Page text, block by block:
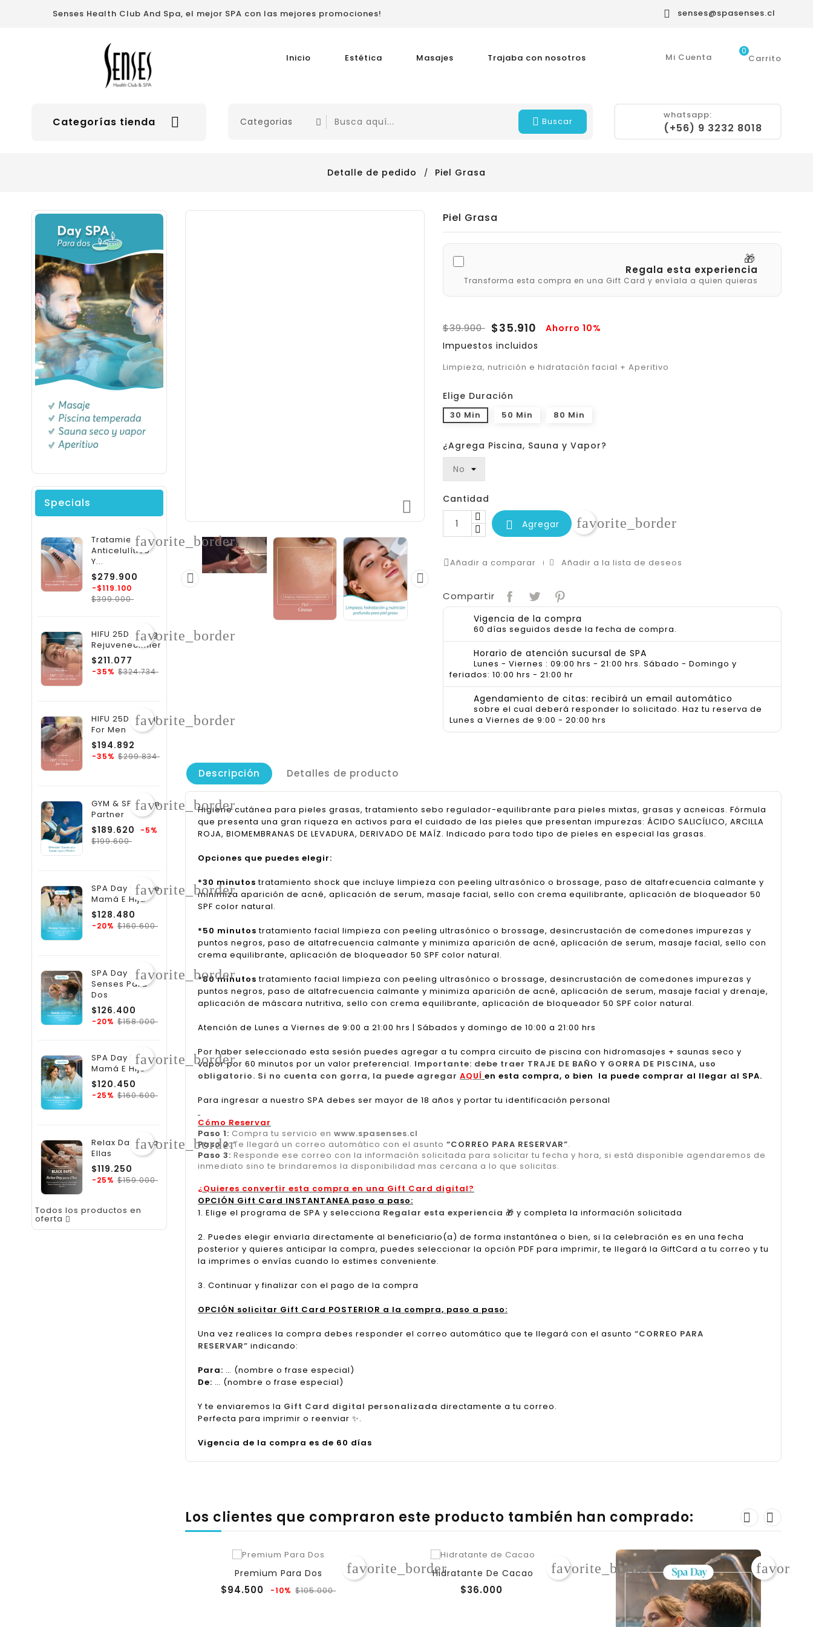
Senses Health Club And Spa, el mejor SPA con las mejores promociones!  senses@spasenses.cl
Inicio Estética Masajes Trajaba con nosotros Carrito
0
Mi Cuenta
whatsapp:
(+56) 9 3232 8018
Buscar
Categorías tienda 
Detalle de pedido Piel Grasa
Specials
Tratamiento
Anticelulítico
Y...
$279.900
-$119.100
$399.000Precio
favorite_border
HIFU 25D Lifting Y
Rejuvenecimiento...
$211.077
regular
-35% $324.734Precio
favorite_border
HIFU 25D Facial
For Men
$194.892
regular
-35% $299.834Precio
favorite_border
GYM & SPA Plan
Partner
$189.620 Precio
-5%
$199.600Precio
favorite_border
SPA Day Deluxe
Mamá E Hija
$128.480
regular
-20% $160.600Precio
favorite_border
SPA Day
Senses Para
Dos
$126.400
regular
-20% $158.000Precio
favorite_border
SPA Day Relax
Mamá E Hijo
$120.450
regular
-25% $160.600Precio
favorite_border
Relax Day Para
Ellas
$119.250
regular
-25% $159.000Precio
favorite_border
Todos los productos en
oferta 

 
Piel Grasa
🎁
Regala esta experiencia
Transforma esta compra en una Gift Card y envíala a quien quieras
$39.900 $35.910
Ahorro 10%
Impuestos incluidos
Limpieza, nutrición e hidratación facial + Aperitivo
Elige Duración
30 Min 50 Min 80 Min
¿Agrega Piscina, Sauna y Vapor?
Cantidad
 Agregar favorite_border
Añadir a comparar Añadir a la lista de deseos
Compartir
Vigencia de la compra
60 días seguidos desde la fecha de compra.
Horario de atención sucursal de SPA
Lunes - Viernes : 09:00 hrs - 21:00 hrs. Sábado - Domingo y
feriados: 10:00 hrs - 21:00 hr
Agendamiento de citas: recibirá un email automático
sobre el cual deberá responder lo solicitado. Haz tu reserva de
Lunes a Viernes de 9:00 - 20:00 hrs
Descripción Detalles de producto
Higiene cutánea para pieles grasas, tratamiento sebo regulador-equilibrante para pieles mixtas, grasas y acneicas. Fórmula
que presenta una gran riqueza en activos para el cuidado de las pieles que presentan impurezas: ÁCIDO SALICÍLICO, ARCILLA
ROJA, BIOMEMBRANAS DE LEVADURA, DERIVADO DE MAÍZ. Indicado para todo tipo de pieles en especial las grasas.
Opciones que puedes elegir:
*30 minutos tratamiento shock que incluye limpieza con peeling ultrasónico o brossage, paso de altafrecuencia calmante y
minimiza aparición de acné, aplicación de serum, masaje facial, sello con crema equilibrante, aplicación de bloqueador 50
SPF color natural.
*50 minutos tratamiento facial limpieza con peeling ultrasónico o brossage, desincrustación de comedones impurezas y
puntos negros, paso de altafrecuencia calmante y minimiza aparición de acné, aplicación de serum, masaje facial, sello con
crema equilibrante, aplicación de bloqueador 50 SPF color natural.
*80 minutos tratamiento facial limpieza con peeling ultrasónico o brossage, desincrustación de comedones impurezas y
puntos negros, paso de altafrecuencia calmante y minimiza aparición de acné, aplicación de serum, masaje facial y drenaje,
aplicación de máscara nutritiva, sello con crema equilibrante, aplicación de bloqueador 50 SPF color natural.
Atención de Lunes a Viernes de 9:00 a 21:00 hrs | Sábados y domingo de 10:00 a 21:00 hrs
Por haber seleccionado esta sesión puedes agregar a tu compra circuito de piscina con hidromasajes + saunas seco y
vapor por 60 minutos por un valor preferencial. Importante: debe traer TRAJE DE BAÑO Y GORRA DE PISCINA, uso
obligatorio. Si no cuenta con gorra, la puede agregar AQUÍ en esta compra, o bien la puede comprar al llegar al SPA.
Para ingresar a nuestro SPA debes ser mayor de 18 años y portar tu identificación personal
Cómo Reservar
Paso 1: Compra tu servicio en www.spasenses.cl
Paso 2:Te llegará un correo automático con el asunto “CORREO PARA RESERVAR”.
Paso 3: Responde ese correo con la información solicitada para solicitar tu fecha y hora, si está disponible agendaremos de
inmediato sino te brindaremos la disponibilidad mas cercana a lo que solicitas.
¿Quieres convertir esta compra en una Gift Card digital?
OPCIÓN Gift Card INSTANTANEA paso a paso:
1. Elige el programa de SPA y selecciona Regalar esta experiencia 🎁 y completa la información solicitada
2. Puedes elegir enviarla directamente al beneficiario(a) de forma instantánea o bien, si la celebración es en una fecha
posterior y quieres anticipar la compra, puedes seleccionar la opción PDF para imprimir, te llegará la GiftCard a tu correo y tu
la imprimes o envías cuando lo estimes conveniente.
3. Continuar y finalizar con el pago de la compra
OPCIÓN solicitar Gift Card POSTERIOR a la compra, paso a paso:
Una vez realices la compra debes responder el correo automático que te llegará con el asunto “CORREO PARA
RESERVAR” indicando:
Para: … (nombre o frase especial)
De: … (nombre o frase especial)
Y te enviaremos la Gift Card digital personalizada directamente a tu correo.
Perfecta para imprimir o reenviar ✨.
Vigencia de la compra es de 60 días
Los clientes que compraron este producto también han comprado:
Premium Para Dos
$94.500
Precio
-10% $105.000Precio
favorite_borderHidratante De Cacao
$36.000
favorite_border